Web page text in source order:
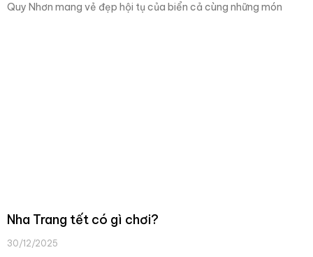
Quy Nhơn mang vẻ đẹp hội tụ của biển cả cùng những món
Nha Trang tết có gì chơi?
30/12/2025